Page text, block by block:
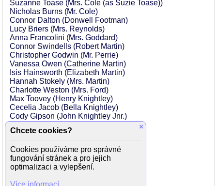
Suzanne Toase (Mrs. Cole (as Suzie Toase))
Nicholas Burns (Mr. Cole)
Connor Dalton (Donwell Footman)
Lucy Briers (Mrs. Reynolds)
Anna Francolini (Mrs. Goddard)
Connor Swindells (Robert Martin)
Christopher Godwin (Mr. Perrie)
Vanessa Owen (Catherine Martin)
Isis Hainsworth (Elizabeth Martin)
Hannah Stokely (Mrs. Martin)
Charlotte Weston (Mrs. Ford)
Max Toovey (Henry Knightley)
Cecelia Jacob (Bella Knightley)
Cody Gipson (John Knightley Jnr.)
Juno Coop (Emma Knightley)
Oliver Chris (John Knightley)
Rose Shalloo (Hannah, Randalls Maid)
Tanya Reynolds (Mrs. Elton)
×
Chcete cookies?
Cookies používáme pro správné
fungování stránek a pro jejich
optimalizaci a vylepšení.
Více informací